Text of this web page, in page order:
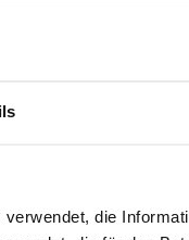
die